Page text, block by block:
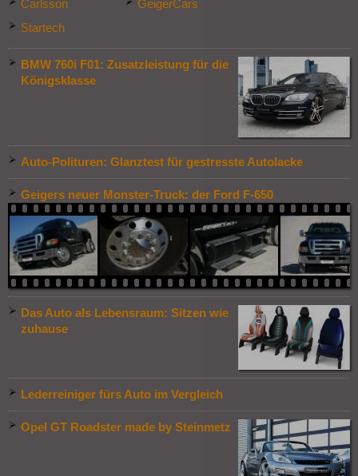
Carlsson
GeigerCars
Startech
BMW 760i F01: Zusatzleistung für die
Königsklasse
Auto-Polituren: Glanztest für gestresste Autolacke
Geigers neuer Monster-Truck: der Ford F-650
Das Auto als Lebensraum: Sitzen wie
zuhause
Lederreiniger fürs Auto im Vergleich
Opel GT Roadster made by Steinmetz